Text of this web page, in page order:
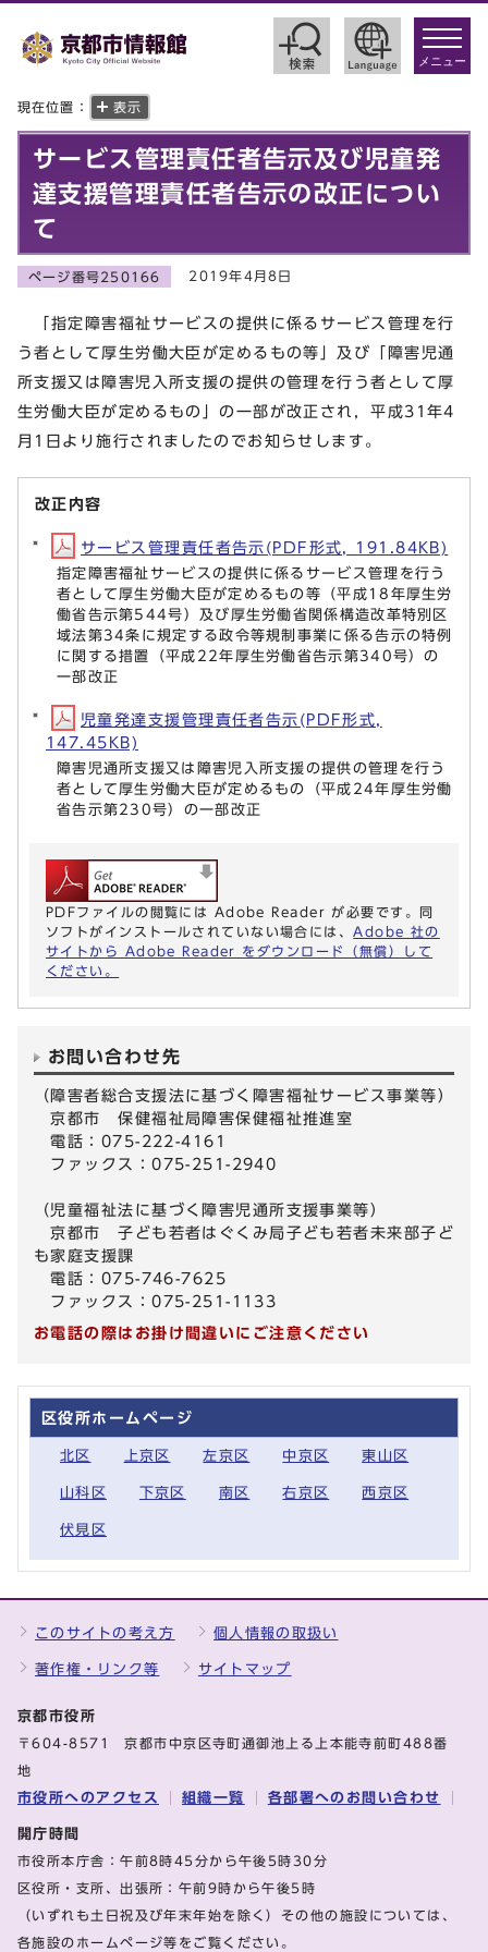
toggle
メニュー
現在位置： 表示
サービス管理責任者告示及び児童発
達支援管理責任者告示の改正につい
て
ページ番号250166 2019年4月8日
「指定障害福祉サービスの提供に係るサービス管理を行
う者として厚生労働大臣が定めるもの等」及び「障害児通
所支援又は障害児入所支援の提供の管理を行う者として厚
生労働大臣が定めるもの」の一部が改正され，平成31年4
月1日より施行されましたのでお知らせします。
改正内容
サービス管理責任者告示(PDF形式, 191.84KB)
指定障害福祉サービスの提供に係るサービス管理を行う
者として厚生労働大臣が定めるもの等（平成18年厚生労
働省告示第544号）及び厚生労働省関係構造改革特別区
域法第34条に規定する政令等規制事業に係る告示の特例
に関する措置（平成22年厚生労働省告示第340号）の
一部改正
児童発達支援管理責任者告示(PDF形式,
147.45KB)
障害児通所支援又は障害児入所支援の提供の管理を行う
者として厚生労働大臣が定めるもの（平成24年厚生労働
省告示第230号）の一部改正
PDFファイルの閲覧には Adobe Reader が必要です。同
ソフトがインストールされていない場合には、 Adobe 社の
サイトから Adobe Reader をダウンロード（無償）して
ください。
お問い合わせ先
（障害者総合支援法に基づく障害福祉サービス事業等）
京都市 保健福祉局障害保健福祉推進室
電話：075-222-4161
ファックス：075-251-2940
（児童福祉法に基づく障害児通所支援事業等）
京都市 子ども若者はぐくみ局子ども若者未来部子ど
も家庭支援課
電話：075-746-7625
ファックス：075-251-1133
お電話の際はお掛け間違いにご注意ください
区役所ホームページ
北区 上京区 左京区 中京区 東山区
山科区 下京区 南区 右京区 西京区
伏見区
このサイトの考え方 個人情報の取扱い
著作権・リンク等 サイトマップ
京都市役所
〒604-8571 京都市中京区寺町通御池上る上本能寺前町488番
地
市役所へのアクセス 組織一覧 各部署へのお問い合わせ
開庁時間
市役所本庁舎：午前8時45分から午後5時30分
区役所・支所、出張所：午前9時から午後5時
（いずれも土日祝及び年末年始を除く）その他の施設については、
各施設のホームページ等をご覧ください。